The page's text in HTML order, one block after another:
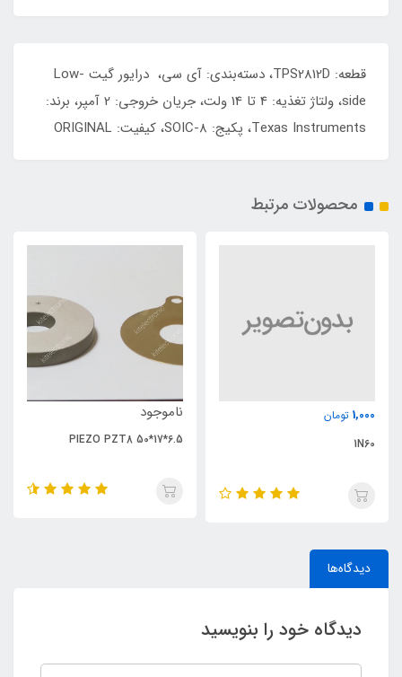
قطعه: TPS2812D، دسته‌بندی: آی سی، درایور گیت Low-
side، ولتاژ تغذیه: 4 تا 14 ولت، جریان خروجی: 2 آمپر، برند:
Texas Instruments، پکیج: SOIC-8، کیفیت: ORIGINAL
محصولات مرتبط
1,000 تومان
1N60
ناموجود
PIEZO PZT8 50*17*6.5
دیدگاه‌ها
دیدگاه خود را بنویسید